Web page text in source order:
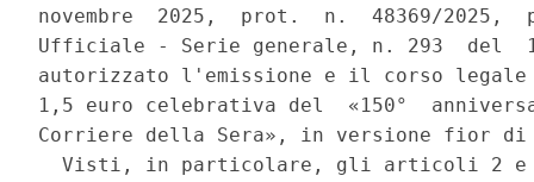
novembre  2025,  prot.  n.  48369/2025,
Ufficiale - Serie generale, n. 293  del
autorizzato l'emissione e il corso legale
1,5 euro celebrativa del  «150°
Corriere della Sera», in versione fior
Visti, in particolare, gli articoli 2